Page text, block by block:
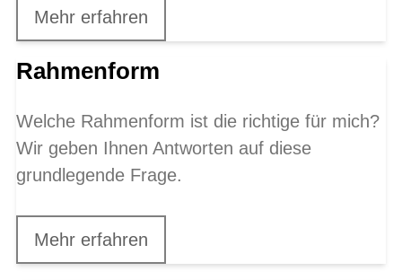
Mehr erfahren
Rahmenform
Welche Rahmenform ist die richtige für mich?
Wir geben Ihnen Antworten auf diese
grundlegende Frage.
Mehr erfahren